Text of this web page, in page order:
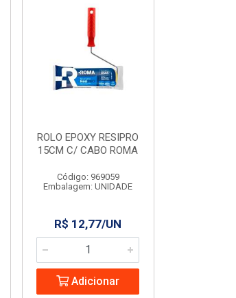
ROLO EPOXY RESIPRO
15CM C/ CABO ROMA
Código: 969059
Embalagem: UNIDADE
R$ 12,77/UN
Adicionar